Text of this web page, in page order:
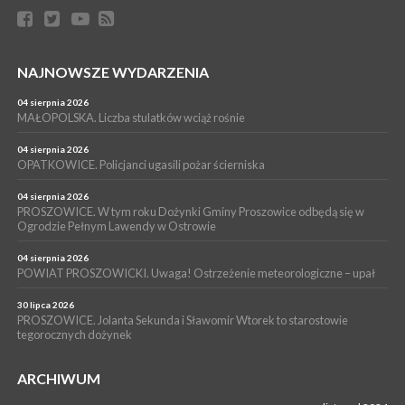
PROSZOWICE. W parku Warsztaty Edukacyjno-Przyrodnicze
NOC CIEM
15 lipca 2026
Czwartki w Bibliotece”
14 lipca 2026
PROSZOWICE. 26 lipca odbędzie się XII Marsz Rzeczpospolitej
WYDARZENIA
13 lipca 2026
Szpitalu im. Ojca Rafała z Proszowic już działa
NAJNOWSZE WYDARZENIA
04 sierpnia 2026
MAŁOPOLSKA. Liczba stulatków wciąż rośnie
04 sierpnia 2026
OPATKOWICE. Policjanci ugasili pożar ścierniska
04 sierpnia 2026
PROSZOWICE. W tym roku Dożynki Gminy Proszowice odbędą się w
Ogrodzie Pełnym Lawendy w Ostrowie
04 sierpnia 2026
POWIAT PROSZOWICKI. Uwaga! Ostrzeżenie meteorologiczne – upał
30 lipca 2026
PROSZOWICE. Jolanta Sekunda i Sławomir Wtorek to starostowie
tegorocznych dożynek
ARCHIWUM